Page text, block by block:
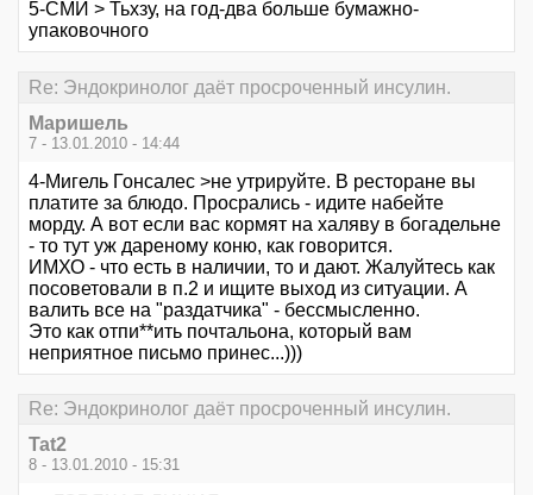
5-СМИ > Тьхзу, на год-два больше бумажно-
упаковочного
Re: Эндокринолог даёт просроченный инсулин.
Маришель
7 - 13.01.2010 - 14:44
4-Мигель Гонсалес >не утрируйте. В ресторане вы
платите за блюдо. Просрались - идите набейте
морду. А вот если вас кормят на халяву в богадельне
- то тут уж дареному коню, как говорится.
ИМХО - что есть в наличии, то и дают. Жалуйтесь как
посоветовали в п.2 и ищите выход из ситуации. А
валить все на "раздатчика" - бессмысленно.
Это как отпи**ить почтальона, который вам
неприятное письмо принес...)))
Re: Эндокринолог даёт просроченный инсулин.
Tat2
8 - 13.01.2010 - 15:31